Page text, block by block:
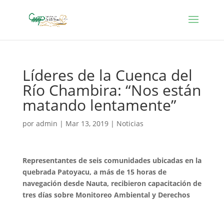
Líderes de la Cuenca del
Río Chambira: “Nos están
matando lentamente”
por admin | Mar 13, 2019| Noticias
Representantes de seis comunidades ubicadas en la
quebrada Patoyacu, a más de 15 horas de
navegación desde Nauta, recibieron capacitación de
tres días sobre Monitoreo Ambiental y Derechos